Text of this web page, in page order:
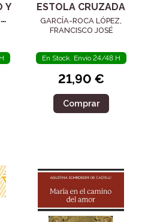
Y
ESTOLA CRUZADA
GARCÍA-ROCA LÓPEZ,
FRANCISCO JOSÉ
En Stock. Envío 24/48 H
21,90 €
Comprar